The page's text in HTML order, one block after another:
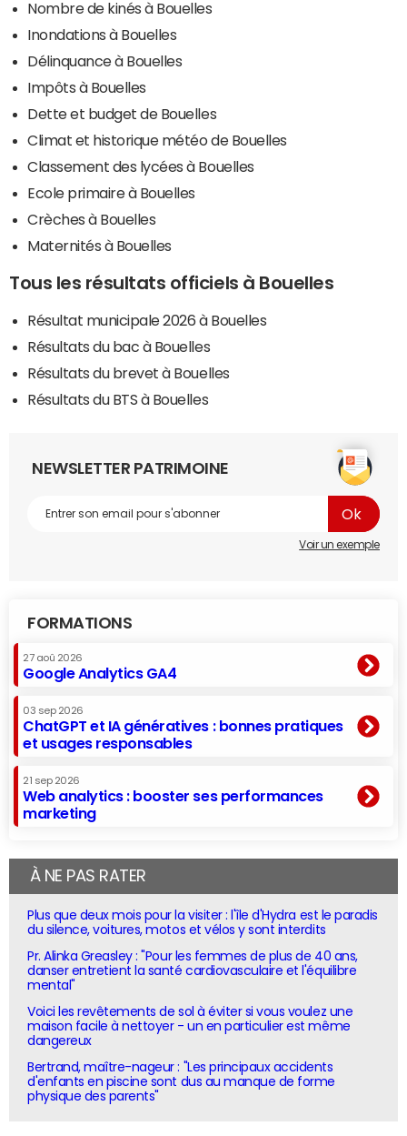
Nombre de kinés à Bouelles
Inondations à Bouelles
Délinquance à Bouelles
Impôts à Bouelles
Dette et budget de Bouelles
Climat et historique météo de Bouelles
Classement des lycées à Bouelles
Ecole primaire à Bouelles
Crèches à Bouelles
Maternités à Bouelles
Tous les résultats officiels à Bouelles
Résultat municipale 2026 à Bouelles
Résultats du bac à Bouelles
Résultats du brevet à Bouelles
Résultats du BTS à Bouelles
NEWSLETTER PATRIMOINE
Voir un exemple
FORMATIONS
27 aoû 2026
Google Analytics GA4
03 sep 2026
ChatGPT et IA génératives : bonnes pratiques
et usages responsables
21 sep 2026
Web analytics : booster ses performances
marketing
À NE PAS RATER
Plus que deux mois pour la visiter : l'île d'Hydra est le paradis
du silence, voitures, motos et vélos y sont interdits
Pr. Alinka Greasley : "Pour les femmes de plus de 40 ans,
danser entretient la santé cardiovasculaire et l'équilibre
mental"
Voici les revêtements de sol à éviter si vous voulez une
maison facile à nettoyer - un en particulier est même
dangereux
Bertrand, maître-nageur : "Les principaux accidents
d'enfants en piscine sont dus au manque de forme
physique des parents"